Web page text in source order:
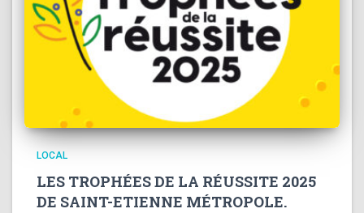
LOCAL
LES TROPHÉES DE LA RÉUSSITE 2025
DE SAINT-ETIENNE MÉTROPOLE.